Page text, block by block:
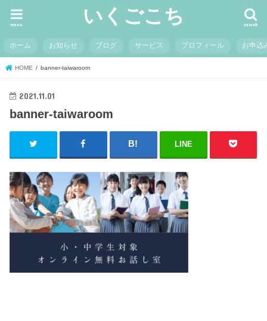
いくごこち search
menu
ホーム お知らせ ブログ サービス プロフィール お申込
HOME banner-taiwaroom
2021.11.01
banner-taiwaroom
LINE